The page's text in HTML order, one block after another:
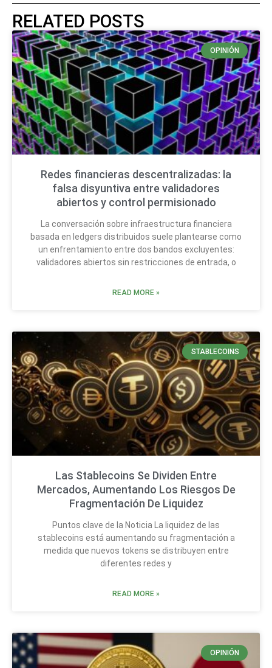
RELATED POSTS
OPINIÓN
Redes financieras descentralizadas: la
falsa disyuntiva entre validadores
abiertos y control permisionado
La conversación sobre infraestructura financiera
basada en ledgers distribuidos suele plantearse como
un enfrentamiento entre dos bandos excluyentes:
validadores abiertos sin restricciones de entrada, o
READ MORE »
STABLECOINS
Las Stablecoins Se Dividen Entre
Mercados, Aumentando Los Riesgos De
Fragmentación De Liquidez
Puntos clave de la Noticia La liquidez de las
stablecoins está aumentando su fragmentación a
medida que nuevos tokens se distribuyen entre
diferentes redes y
READ MORE »
OPINIÓN